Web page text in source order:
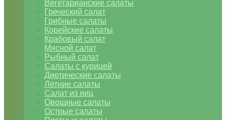
Вегетарианские салаты
Греческий салат
Грибные салаты
Корейские салаты
Крабовый салат
Мясной салат
Рыбный салат
Салаты с курицей
Диетические салаты
Летние салаты
Салат из яиц
Овощные салаты
Острые салаты